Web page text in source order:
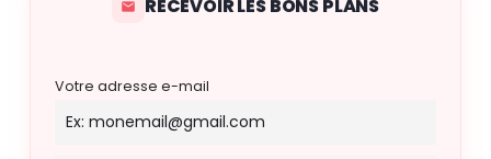
RECEVOIR LES BONS PLANS
Votre adresse e-mail